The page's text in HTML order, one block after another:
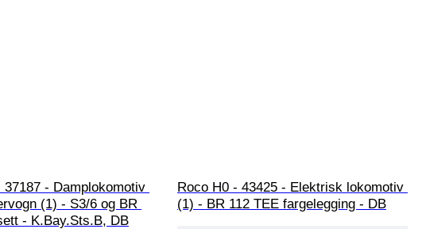
37187 - Damplokomotiv
(1) - S3/6 og BR
- K.Bay.Sts.B, DB
Roco H0 - 43425 - Elektrisk lokomotiv
(1) - BR 112 TEE fargelegging - DB